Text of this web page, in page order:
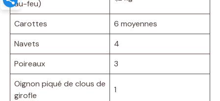
au-feu)
Carottes
6 moyennes
Navets
4
Poireaux
3
Oignon piqué de clous de
girofle
1